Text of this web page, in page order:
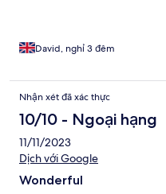
David, nghỉ 3 đêm
Nhận xét đã xác thực
10/10 - Ngoại hạng
11/11/2023
Dịch với Google
Wonderful